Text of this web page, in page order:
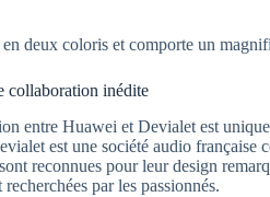
deux coloris et comporte un
collaboration inédite
entre Huawei et Devialet est
est une société audio française
reconnues pour leur design
par les passionnés.